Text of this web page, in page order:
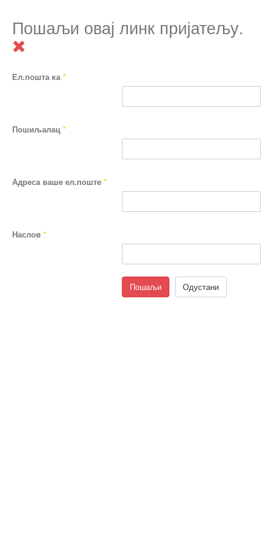
Пошаљи овај линк пријатељу.
Ел.пошта ка*
Пошиљалац *
Адреса ваше ел.поште *
Наслов *
Пошаљи Одустани